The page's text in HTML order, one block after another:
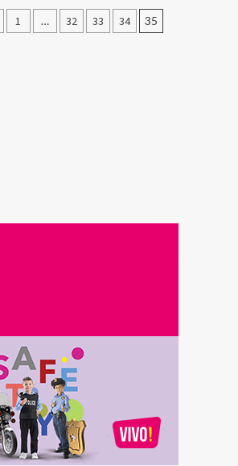
1 … 32 33 34 35